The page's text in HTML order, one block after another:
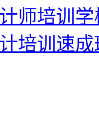
师培训
培训速成